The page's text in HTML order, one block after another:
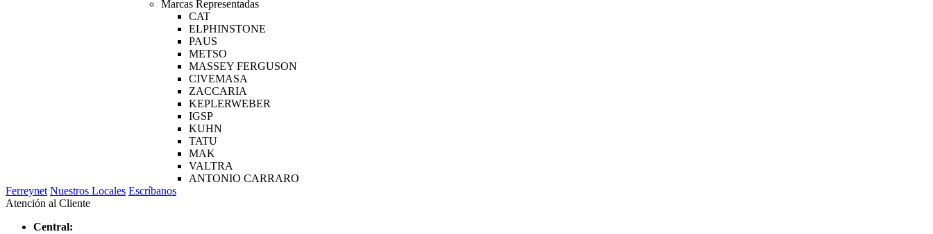
Marcas Representadas
CAT
ELPHINSTONE
PAUS
METSO
MASSEY FERGUSON
CIVEMASA
ZACCARIA
KEPLERWEBER
IGSP
KUHN
TATU
MAK
VALTRA
ANTONIO CARRARO
Ferreynet Nuestros Locales Escríbanos
Atención al Cliente
Central: